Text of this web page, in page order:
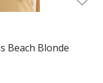
Beach Blonde